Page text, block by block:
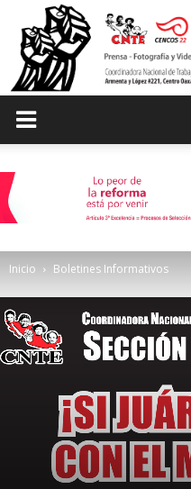
Inicio Boletines Informativos